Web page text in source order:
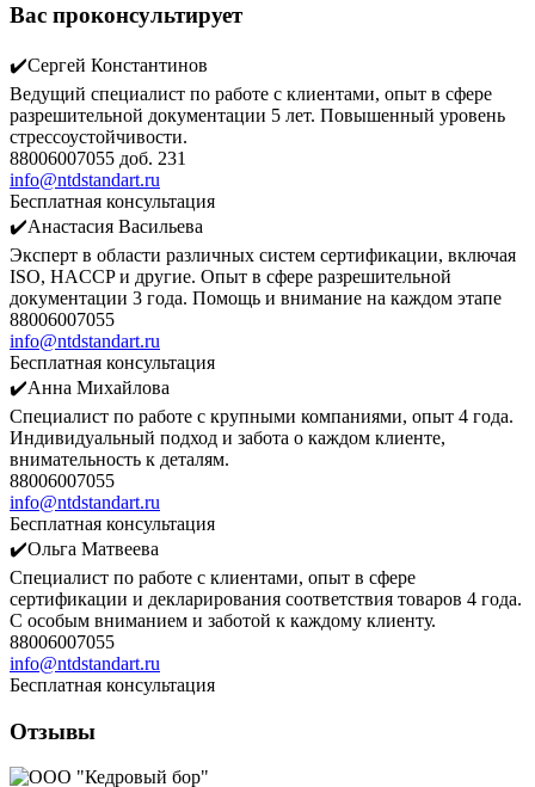
Вас проконсультирует
✔️Сергей Константинов
Ведущий специалист по работе с клиентами, опыт в сфере
разрешительной документации 5 лет. Повышенный уровень
стрессоустойчивости.
88006007055 доб. 231
info@ntdstandart.ru
Бесплатная консультация
✔️Анастасия Васильева
Эксперт в области различных систем сертификации, включая
ISO, HACCP и другие. Опыт в сфере разрешительной
документации 3 года. Помощь и внимание на каждом этапе
88006007055
info@ntdstandart.ru
Бесплатная консультация
✔️Анна Михайлова
Специалист по работе с крупными компаниями, опыт 4 года.
Индивидуальный подход и забота о каждом клиенте,
внимательность к деталям.
88006007055
info@ntdstandart.ru
Бесплатная консультация
✔️Ольга Матвеева
Специалист по работе с клиентами, опыт в сфере
сертификации и декларирования соответствия товаров 4 года.
С особым вниманием и заботой к каждому клиенту.
88006007055
info@ntdstandart.ru
Бесплатная консультация
Отзывы